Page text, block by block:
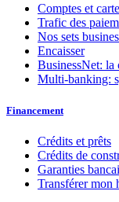
Comptes et
Trafic des
Nos sets
Encaisser
BusinessNet: la
Multi-banking:
Financement
Crédits et prêts
Crédits de
Garanties
Transférer mon